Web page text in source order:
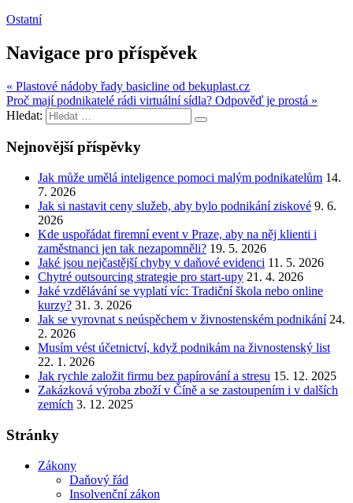
Ostatní
Navigace pro příspěvek
« Plastové nádoby řady basicline od bekuplast.cz
Proč mají podnikatelé rádi virtuální sídla? Odpověď je prostá »
Hledat:
Nejnovější příspěvky
Jak může umělá inteligence pomoci malým podnikatelům 14.
7. 2026
Jak si nastavit ceny služeb, aby bylo podnikání ziskové 9. 6.
2026
Kde uspořádat firemní event v Praze, aby na něj klienti i
zaměstnanci jen tak nezapomněli? 19. 5. 2026
Jaké jsou nejčastější chyby v daňové evidenci 11. 5. 2026
Chytré outsourcing strategie pro start-upy 21. 4. 2026
Jaké vzdělávání se vyplatí víc: Tradiční škola nebo online
kurzy? 31. 3. 2026
Jak se vyrovnat s neúspěchem v živnostenském podnikání 24.
2. 2026
Musím vést účetnictví, když podnikám na živnostenský list
22. 1. 2026
Jak rychle založit firmu bez papírování a stresu 15. 12. 2025
Zakázková výroba zboží v Číně a se zastoupením i v dalších
zemích 3. 12. 2025
Stránky
Zákony
Daňový řád
Insolvenční zákon